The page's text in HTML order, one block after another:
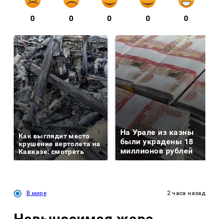
0 0 0 0 0
Как выглядит место
крушение вертолета на
Кавказе: смотреть
На Урале из казны
были украдены 18
миллионов рублей
В мире 2 часа назад